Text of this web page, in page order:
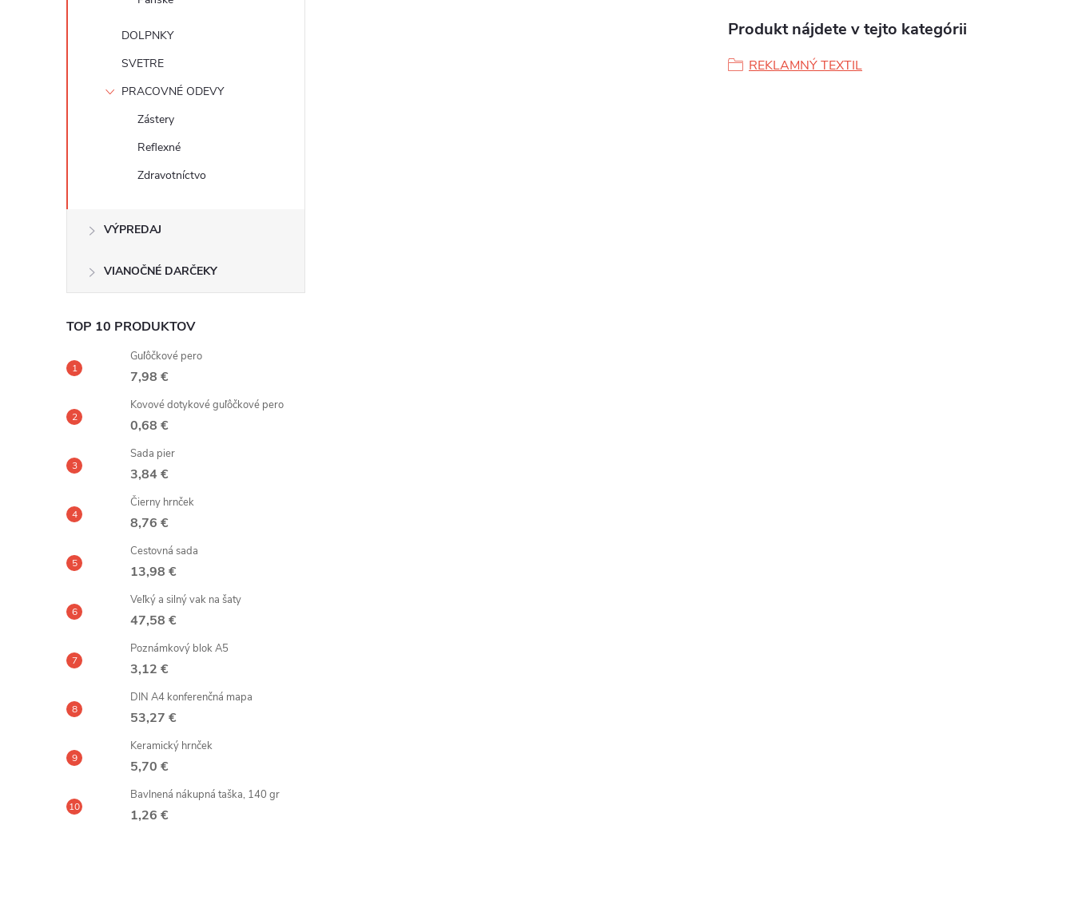
DOLPNKY
SVETRE
PRACOVNÉ ODEVY
Zástery
Reflexné
Zdravotníctvo
VÝPREDAJ
VIANOČNÉ DARČEKY
TOP 10 PRODUKTOV
Guľôčkové pero
7,98 €
Kovové dotykové guľôčkové pero
0,68 €
Sada pier
3,84 €
Čierny hrnček
8,76 €
Cestovná sada
13,98 €
Veľký a silný vak na šaty
47,58 €
Poznámkový blok A5
3,12 €
DIN A4 konferenčná mapa
53,27 €
Keramický hrnček
5,70 €
Bavlnená nákupná taška, 140 gr
1,26 €
Produkt nájdete v tejto kategórii
REKLAMNÝ TEXTIL